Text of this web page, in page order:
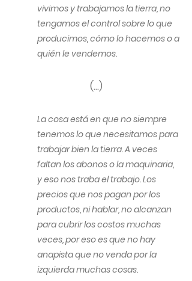
vivimos y trabajamos la tierra, no
tengamos el control sobre lo que
producimos, cómo lo hacemos o a
quién le vendemos.
(…)
La cosa está en que no siempre
tenemos lo que necesitamos para
trabajar bien la tierra. A veces
faltan los abonos o la maquinaria,
y eso nos traba el trabajo. Los
precios que nos pagan por los
productos, ni hablar, no alcanzan
para cubrir los costos muchas
veces, por eso es que no hay
anapista que no venda por la
izquierda muchas cosas.